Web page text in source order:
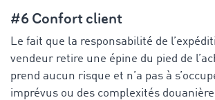
#6 Confort client
Le fait que la responsabilité de
vendeur retire une épine du pied de
prend aucun risque et n’a pas à
imprévus ou des complexités